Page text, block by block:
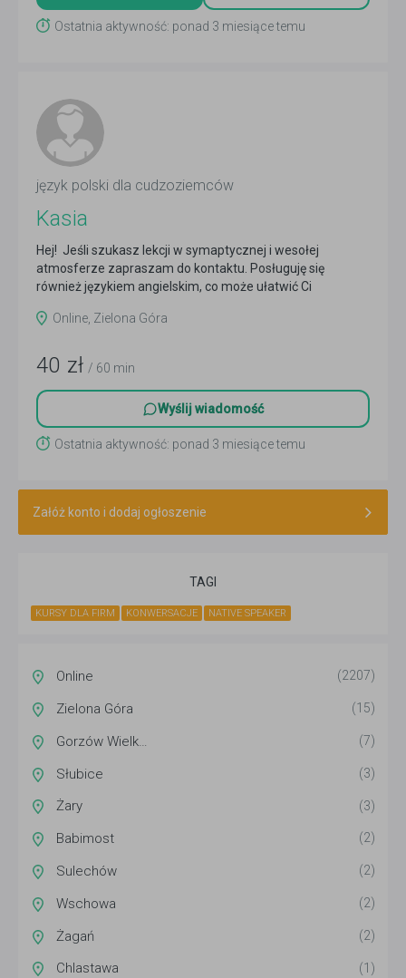
Ostatnia aktywność: ponad 3 miesiące temu
język polski dla cudzoziemców
Kasia
Hej! Jeśli szukasz lekcji w symaptycznej i wesołej
atmosferze zapraszam do kontaktu. Posługuję się
również językiem angielskim, co może ułatwić Ci
Online, Zielona Góra
40 zł / 60 min
Wyślij wiadomość
Ostatnia aktywność: ponad 3 miesiące temu
Załóż konto i dodaj ogłoszenie
TAGI
KURSY DLA FIRM KONWERSACJE NATIVE SPEAKER
Online (2207)
Zielona Góra (15)
Gorzów Wielkopolski (7)
Słubice (3)
Żary (3)
Babimost (2)
Sulechów (2)
Wschowa (2)
Żagań (2)
Chlastawa (1)